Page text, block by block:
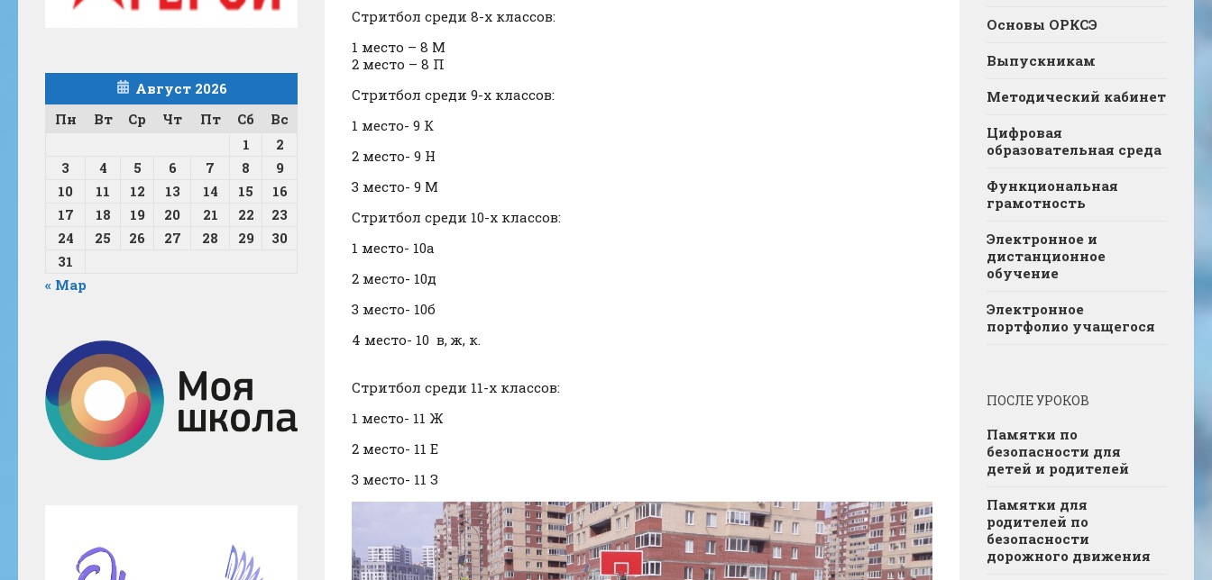
Стритбол среди 8-х классов:
1 место – 8 М
2 место – 8 П
Стритбол среди 9-х классов:
1 место- 9 К
2 место- 9 Н
3 место- 9 М
Стритбол среди 10-х классов:
1 место- 10а
2 место- 10д
3 место- 10б
4 место- 10 в, ж, к.
Стритбол среди 11-х классов:
1 место- 11 Ж
2 место- 11 Е
3 место- 11 З
Август 2026
Пн
Вт Ср Чт Пт Сб
Вс
1
2
3
4 5 6 7 8
9
10
11 12 13 14 15
16
17
18 19 20 21 22
23
24
25 26 27 28 29
30
31
« Мар
Основы ОРКСЭ
Выпускникам
Методический кабинет
Цифровая
образовательная среда
Функциональная
грамотность
Электронное и
дистанционное
обучение
Электронное
портфолио учащегося
ПОСЛЕ УРОКОВ
Памятки по
безопасности для
детей и родителей
Памятки для
родителей по
безопасности
дорожного движения